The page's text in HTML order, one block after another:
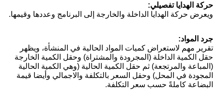
حركة الهدايا تفصيلي:
ويعرض حركة الهدايا الداخلة والخارجة إلى البرنامج وعددها وقيمها.
جرد المواد:
تقرير مهم لاستعراض كميات المواد الحالية في المنشأة، ويظهر
حقل الكمية الداخلة (المجرودة والمشتراة) وحقل الكمية الخارجة
(المباعة والمرتجعة) ثم حقل الكمية الحالية (وهي الكمية الحالية
المجودة في المحل) وحقل السعر بالتكلفة والاجمالي وأيضا قيمة
البضاعة كاملةً حسب سعر التكلفة.